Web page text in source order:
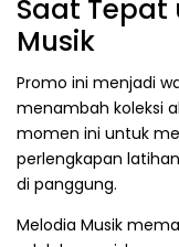
Saat
Musik
Promo ini menjadi
menambah koleksi
momen ini untuk
perlengkapan
di panggung.
Melodia Musik